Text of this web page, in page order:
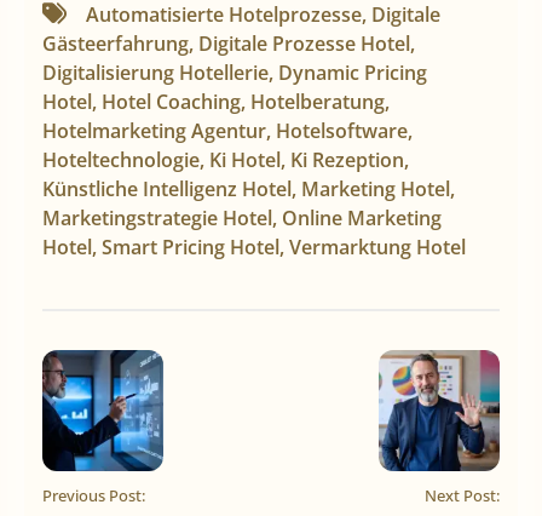
Automatisierte Hotelprozesse, Digitale
Gästeerfahrung, Digitale Prozesse Hotel,
Digitalisierung Hotellerie, Dynamic Pricing
Hotel, Hotel Coaching, Hotelberatung,
Hotelmarketing Agentur, Hotelsoftware,
Hoteltechnologie, Ki Hotel, Ki Rezeption,
Künstliche Intelligenz Hotel, Marketing Hotel,
Marketingstrategie Hotel, Online Marketing
Hotel,Smart Pricing Hotel,Vermarktung Hotel
Previous Post: Next Post: